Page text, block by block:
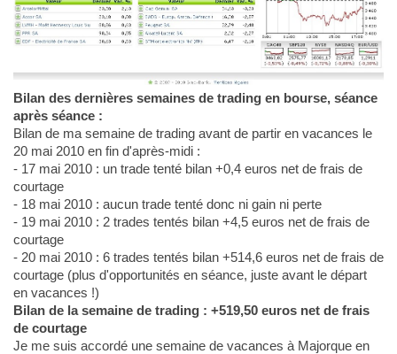
Bilan des dernières semaines de trading en bourse, séance
après séance :
Bilan de ma semaine de trading avant de partir en vacances le
20 mai 2010 en fin d'après-midi :
- 17 mai 2010 : un trade tenté bilan +0,4 euros net de frais de
courtage
- 18 mai 2010 : aucun trade tenté donc ni gain ni perte
- 19 mai 2010 : 2 trades tentés bilan +4,5 euros net de frais de
courtage
- 20 mai 2010 : 6 trades tentés bilan +514,6 euros net de frais de
courtage (plus d'opportunités en séance, juste avant le départ
en vacances !)
Bilan de la semaine de trading : +519,50 euros net de frais
de courtage
Je me suis accordé une semaine de vacances à Majorque en